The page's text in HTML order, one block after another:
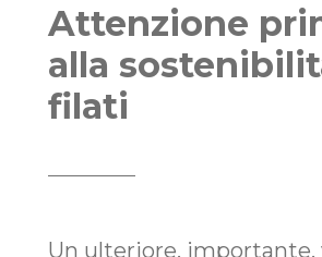
Attenzione
alla
filati
Un ulteriore, importante,